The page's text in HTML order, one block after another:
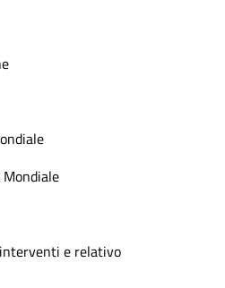
Mondiale
e relativo